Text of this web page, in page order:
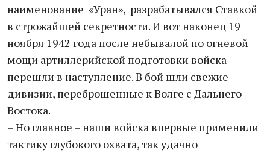
наименование «Уран», разрабатывался Ставкой
в строжайшей секретности. И вот наконец 19
ноября 1942 года после небывалой по огневой
мощи артиллерийской подготовки войска
перешли в наступление. В бой шли свежие
дивизии, переброшенные к Волге с Дальнего
Востока.
– Но главное – наши войска впервые применили
тактику глубокого охвата, так удачно